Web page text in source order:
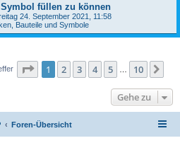
füllen zu können
24. September 2021, 11:58
Bauteile und Symbole
Seite 1von 10
1 2 3 4 5 10
Gehe zu
Foren-Übersicht